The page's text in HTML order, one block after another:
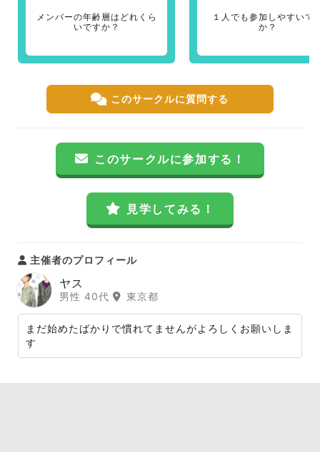
メンバーの年齢層はどれくら
いですか？
１人でも参加しやすいで
か？
このサークルに質問する
このサークルに参加する！
見学してみる！
主催者のプロフィール
ヤス
男性 40代 東京都
まだ始めたばかりで慣れてませんがよろしくお願いしま
す